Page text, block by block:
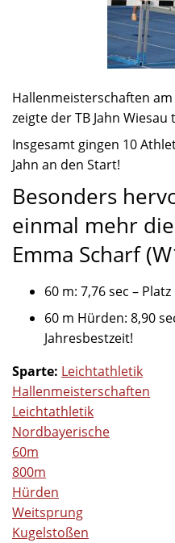
Hallenmeisterschaften am
zeigte der TB Jahn
Insgesamt gingen 10
Jahn an den Start!
Besonders
einmal mehr
Emma Scharf
60 m: 7,76 sec – Platz
60 m Hürden: 8,90
Jahresbestzeit!
Sparte: Leichtathletik
Hallenmeisterschaften
Leichtathletik
Nordbayerische
60m
800m
Hürden
Weitsprung
Kugelstoßen